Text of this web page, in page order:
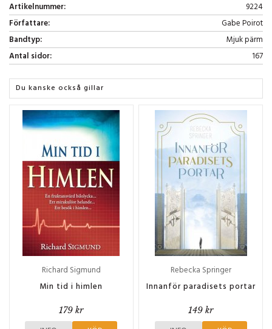
Artikelnummer:
9224
Författare:
Gabe Poirot
Bandtyp:
Mjuk pärm
Antal sidor:
167
Du kanske också gillar
Richard Sigmund
Min tid i himlen
179 kr
Rebecka Springer
Innanför paradisets portar
149 kr